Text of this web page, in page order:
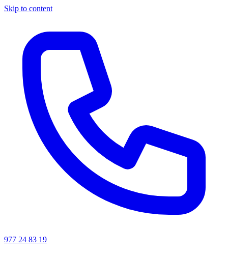
Skip to content
977 24 83 19